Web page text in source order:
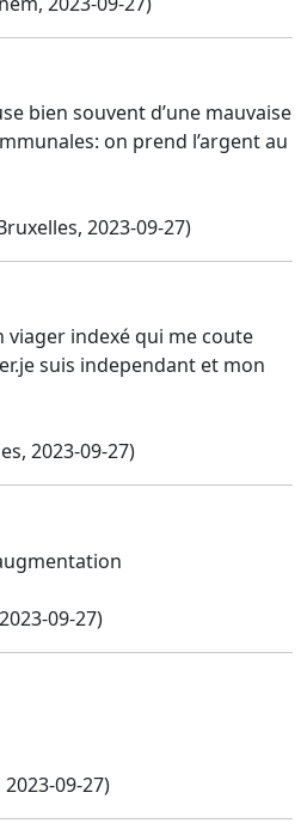
bien souvent d’une mauvaise
on prend l’argent au
2023-09-27)
viager indexé qui me coute
suis independant et mon
2023-09-27)
09-27)
09-27)